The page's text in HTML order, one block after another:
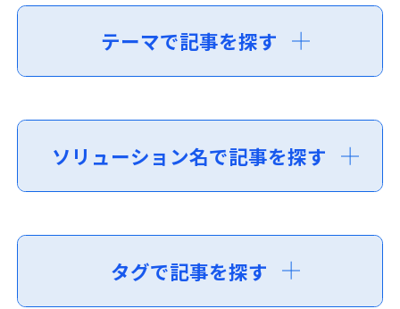
テーマで記事を探す
ソリューション名で記事を探す
タグで記事を探す